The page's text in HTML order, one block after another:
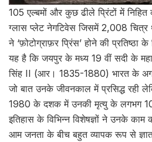
105 एल्बमों और कुछ ढीले प्रिंटों में
ग्लास प्लेट नेगटिवेस जिसमें 2,008
ने ‘फ़ोटोग्राफ़र प्रिंस’ होने की
यह है कि जयपुर के मध्य 19 वीं सदी के
सिंह II (आर। 1835-1880) भारत के
जो बात उनके जीवनकाल में प्रसिद्ध रही
1980 के दशक में उनकी मृत्यु के लगभग
इतिहास के विभिन्न विशेषज्ञों ने उनके
आम जनता के बीच बहुत व्यापक रूप से